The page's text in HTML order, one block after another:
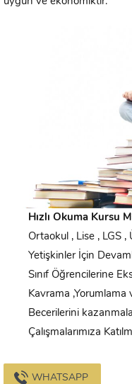
Hızlı Okuma Kursu
Ortaokul , Lise , LGS ,
Yetişkinler İçin
Sınıf Öğrencilerine
Kavrama
Becerilerini
Çalışmalarımıza
WHATSAPP